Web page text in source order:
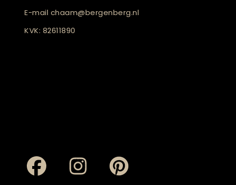
E-mail chaam@bergenberg.nl
KVK: 82611890